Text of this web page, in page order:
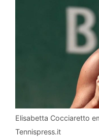
Elisabetta Cocciaretto
Tennispress.it